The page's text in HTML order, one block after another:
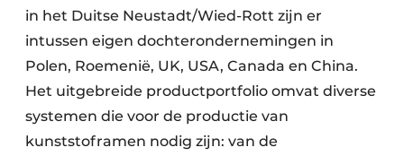
in het Duitse Neustadt/Wied-Rott zijn er
intussen eigen dochterondernemingen in
Polen, Roemenië, UK, USA, Canada en China.
Het uitgebreide productportfolio omvat diverse
systemen die voor de productie van
kunststoframen nodig zijn: van de